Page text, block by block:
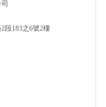
段183之6號2樓